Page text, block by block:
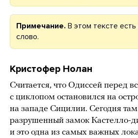
Примечание. В этом тексте
слово.
Кристофер Нолан
Считается, что Одиссей перед
с циклопом остановился на
на западе Сицилии. Сегодня там
разрушенный замок Кастелло-
и это одна из самых важных